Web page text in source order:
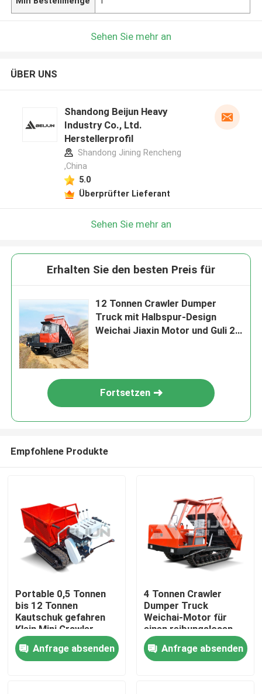
Sehen Sie mehr an
ÜBER UNS
Shandong Beijun Heavy
Industry Co., Ltd.
Herstellerprofil
Shandong Jining Rencheng
,China
5.0
Überprüfter Lieferant
Sehen Sie mehr an
Erhalten Sie den besten Preis für
12 Tonnen Crawler Dumper
Truck mit Halbspur-Design
Weichai Jiaxin Motor und Guli 29
Fortsetzen
Empfohlene Produkte
Portable 0,5 Tonnen
bis 12 Tonnen
Kautschuk gefahren
Klein Mini Crawler
Träger Lkw Diesel
angetrieben
Anfrage absenden
4 Tonnen Crawler
Dumper Truck
Weichai-Motor für
einen reibungslosen
Transport von
MaterialAnfrage absenden